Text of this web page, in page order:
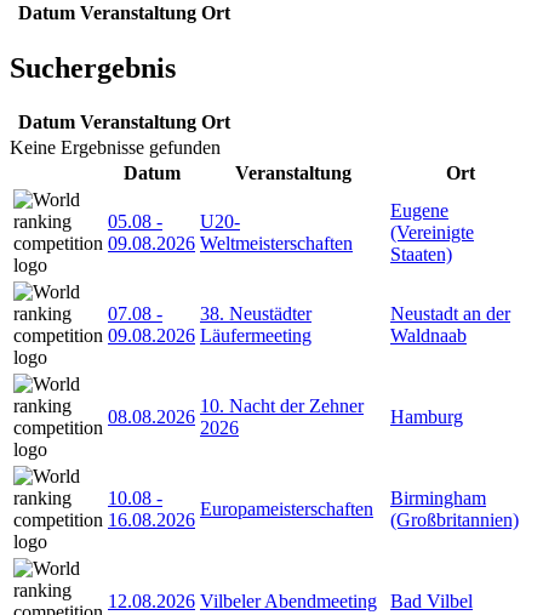
Datum Veranstaltung Ort
Suchergebnis
Datum Veranstaltung Ort
Keine Ergebnisse gefunden
Datum
Veranstaltung Ort
05.08 -
09.08.2026
U20-
Weltmeisterschaften
Eugene
(Vereinigte
Staaten)
07.08 -
09.08.2026
38. Neustädter
Läufermeeting
Neustadt an der
Waldnaab
08.08.2026
10. Nacht der Zehner
2026
Hamburg
10.08 -
16.08.2026
Europameisterschaften
Birmingham
(Großbritannien)
12.08.2026 Vilbeler Abendmeeting Bad Vilbel